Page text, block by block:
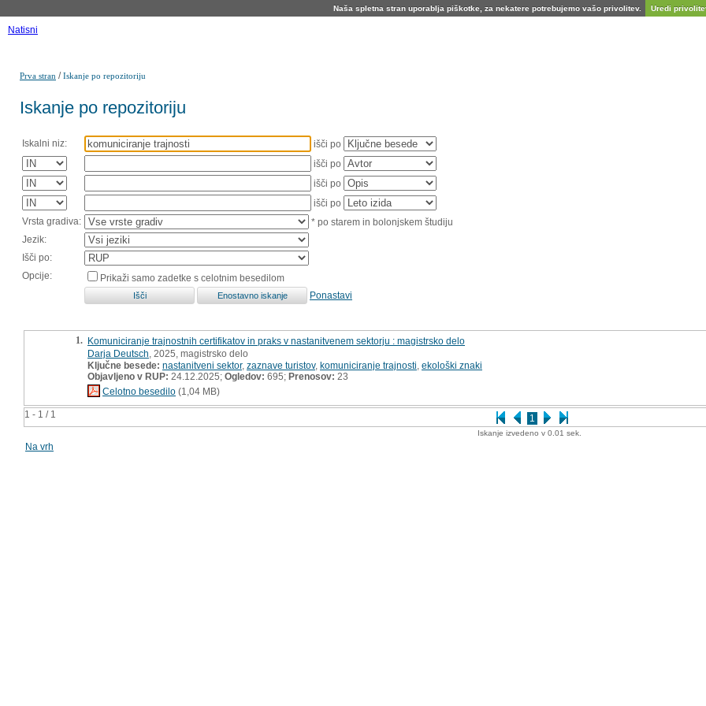
Naša spletna stran uporablja piškotke, za nekatere potrebujemo vašo privolitev. Uredi
Natisni
Prva stran /Iskanje po repozitoriju
Iskanje po repozitoriju
Iskalni niz:
išči po
išči po
išči po
išči po
Vrsta gradiva:
* po starem in bolonjskem študiju
Jezik:
Išči po:
Opcije:
Prikaži samo zadetke s celotnim besedilom
Ponastavi
1 - 1 / 1 1
1. Komuniciranje trajnostnih certifikatov in praks v nastanitvenem sektorju : magistrsko delo
Darja Deutsch , 2025, magistrsko delo
Ključne besede: nastanitveni sektor, zaznave turistov, komuniciranje trajnosti ekološki znaki
Objavljeno v RUP: 24.12.2025; Ogledov: 695; Prenosov: 23
Celotno besedilo (1,04 MB)
Iskanje izvedeno v 0.01 sek.
Na vrh